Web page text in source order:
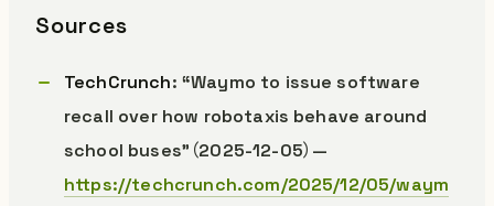
Sources
TechCrunch: “Waymo to issue software
recall over how robotaxis behave around
school buses”（2025-12-05）—
https://techcrunch.com/2025/12/05/waym